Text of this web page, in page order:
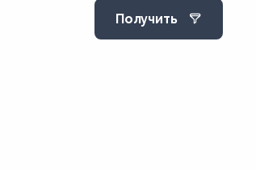
120
Получить